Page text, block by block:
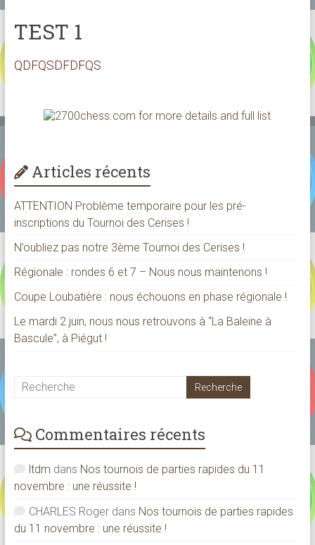
TEST 1
QDFQSDFDFQS
Articles récents
ATTENTION Problème temporaire pour les pré-
inscriptions du Tournoi des Cerises !
N’oubliez pas notre 3ème Tournoi des Cerises !
Régionale : rondes 6 et 7 – Nous nous maintenons !
Coupe Loubatière : nous échouons en phase régionale !
Le mardi 2 juin, nous nous retrouvons à “La Baleine à
Bascule”, à Piégut !
Commentaires récents
ltdm dans Nos tournois de parties rapides du 11
novembre : une réussite !
CHARLES Rogerdans Nos tournois de parties rapides
du 11 novembre : une réussite !